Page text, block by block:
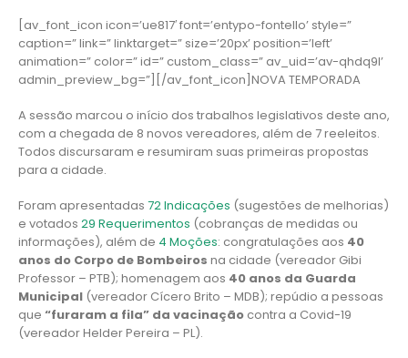
[av_font_icon icon=’ue817′ font=’entypo-fontello’ style=”
caption=” link=” linktarget=” size=’20px’ position=’left’
animation=” color=” id=” custom_class=” av_uid=’av-qhdq9l’
admin_preview_bg=”][/av_font_icon]NOVA TEMPORADA
A sessão marcou o início dos trabalhos legislativos deste ano,
com a chegada de 8 novos vereadores, além de 7 reeleitos.
Todos discursaram e resumiram suas primeiras propostas
para a cidade.
Foram apresentadas 72 Indicações (sugestões de melhorias)
e votados 29 Requerimentos (cobranças de medidas ou
informações), além de 4 Moções: congratulações aos 40
anos do Corpo de Bombeiros na cidade (vereador Gibi
Professor – PTB); homenagem aos 40 anos da Guarda
Municipal (vereador Cícero Brito – MDB); repúdio a pessoas
que “furaram a fila” da vacinação contra a Covid-19
(vereador Helder Pereira – PL).